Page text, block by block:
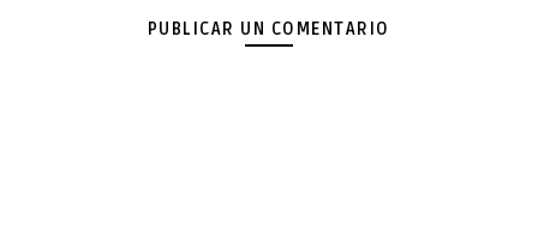
PUBLICAR UN COMENTARIO